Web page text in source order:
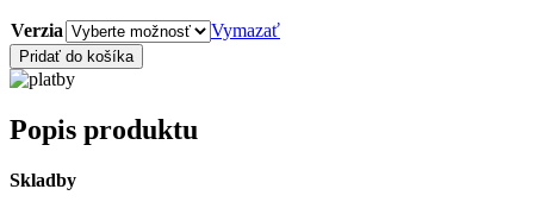
Verzia
Vymazať
množstvo
LE
SSERAFIM
–
UNFORGIVEN
Pridať do košíka
Popis produktu
Skladby